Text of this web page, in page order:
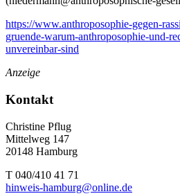
https://www.anthroposophie-gegen-
gruende-warum-anthroposophie-und-
unvereinbar-sind
Anzeige
Kontakt
Christine Pflug
Mittelweg 147
20148 Hamburg
T 040/410 41 71
hinweis-hamburg@online.de